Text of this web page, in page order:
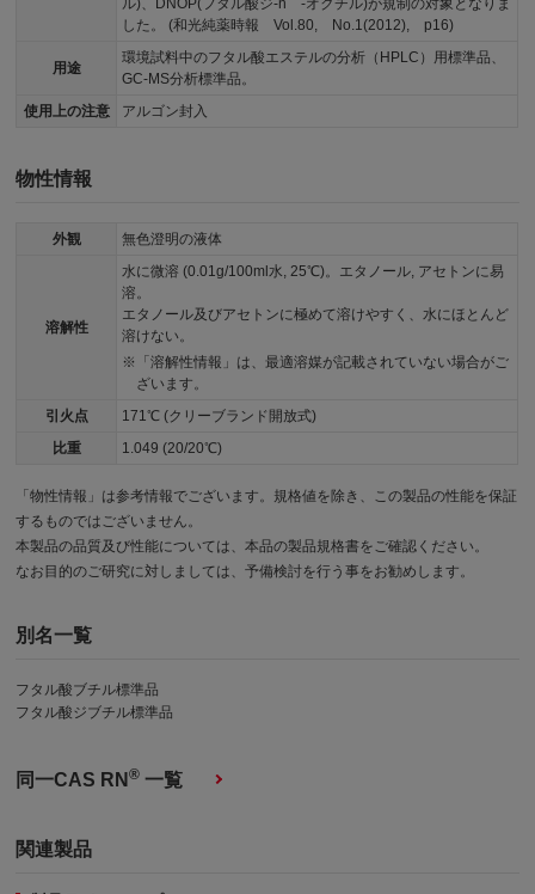
ル)、DNOP(フタル酸ジ-n -オクチル)が規制の対象となりま
した。 (和光純薬時報 Vol.80, No.1(2012), p16)
用途
環境試料中のフタル酸エステルの分析（HPLC）用標準品、
GC-MS分析標準品。
使用上の注意
アルゴン封入
物性情報
外観 無色澄明の液体
溶解性
水に微溶 (0.01g/100ml水, 25℃)。エタノール, アセトンに易
溶。
エタノール及びアセトンに極めて溶けやすく、水にほとんど
溶けない。
「溶解性情報」は、最適溶媒が記載されていない場合がご
ざいます。
引火点
171℃ (クリーブランド開放式)
比重
1.049 (20/20℃)
「物性情報」は参考情報でございます。規格値を除き、この製品の性能を保証
するものではございません。
本製品の品質及び性能については、本品の製品規格書をご確認ください。
なお目的のご研究に対しましては、予備検討を行う事をお勧めします。
別名一覧
フタル酸ブチル標準品
フタル酸ジブチル標準品
同一CAS RN® 一覧
関連製品